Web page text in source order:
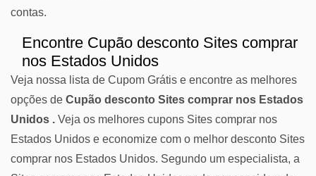
contas.
Encontre Cupão desconto Sites comprar
nos Estados Unidos
Veja nossa lista de Cupom Grátis e encontre as melhores
opções de Cupão desconto Sites comprar nos Estados
Unidos . Veja os melhores cupons Sites comprar nos
Estados Unidos e economize com o melhor desconto Sites
comprar nos Estados Unidos. Segundo um especialista, a